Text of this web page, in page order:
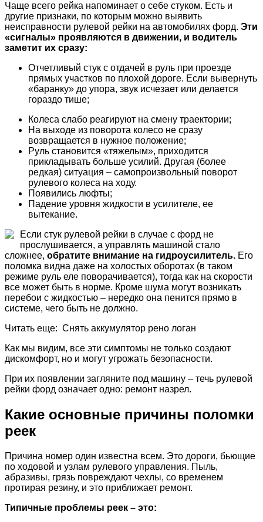
Чаще всего рейка напоминает о себе стуком. Есть и
другие признаки, по которым можно выявить
неисправности рулевой рейки на автомобилях форд. Эти
«сигналы» проявляются в движении, и водитель
заметит их сразу:
Отчетливый стук с отдачей в руль при проезде
прямых участков по плохой дороге. Если вывернуть
«баранку» до упора, звук исчезает или делается
гораздо тише;
Колеса слабо реагируют на смену траектории;
На выходе из поворота колесо не сразу
возвращается в нужное положение;
Руль становится «тяжелым», приходится
прикладывать больше усилий. Другая (более
редкая) ситуация – самопроизвольный поворот
рулевого колеса на ходу.
Появились люфты;
Падение уровня жидкости в усилителе, ее
вытекание.
Если стук рулевой рейки в случае с форд не
прослушивается, а управлять машиной стало
сложнее, обратите внимание на гидроусилитель. Его
поломка видна даже на холостых оборотах (в таком
режиме руль еле поворачивается), тогда как на скорости
все может быть в норме. Кроме шума могут возникать
перебои с жидкостью – нередко она пенится прямо в
системе, чего быть не должно.
Читать еще: Снять аккумулятор рено логан
Как мы видим, все эти симптомы не только создают
дискомфорт, но и могут угрожать безопасности.
При их появлении загляните под машину – течь рулевой
рейки форд означает одно: ремонт назрел.
Какие основные причины поломки
реек
Причина номер один известна всем. Это дороги, бьющие
по ходовой и узлам рулевого управления. Пыль,
абразивы, грязь повреждают чехлы, со временем
протирая резину, и это приближает ремонт.
Типичные проблемы реек – это: